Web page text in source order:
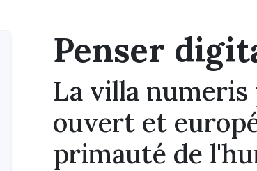
Penser
La villa
ouvert et
primauté de